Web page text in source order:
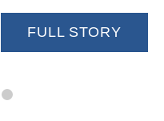
FULL STORY